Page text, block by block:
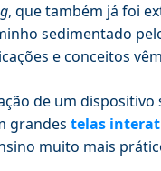
, que também já foi
sedimentado
e conceitos
de um dispositivo
grandes telas
muito mais